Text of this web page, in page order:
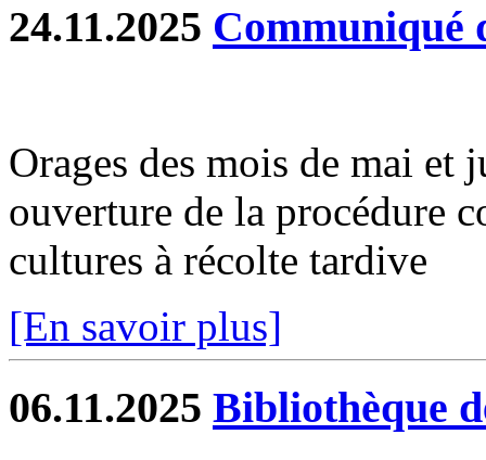
24.11.2025 Communiqué
Orages des mois de mai
ouverture de la procédure
cultures à récolte tardive
[En savoir plus]
06.11.2025 Bibliothèque